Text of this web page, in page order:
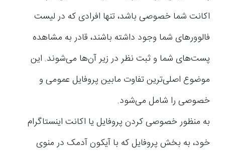
اکانت شما خصوصی باشد، تنها افرادی که در لیست
فالوورهای شما وجود داشته باشند، قادر به مشاهده
پست‌های شما و ثبت نظر در زیر آن‌ها می‌شوند. این
موضوع اصلی‌ترین تفاوت مابین پروفایل عمومی و
خصوصی را شامل می‌شود.
به منظور خصوصی کردن پروفایل یا اکانت اینستاگرام
خود، به بخش پروفایل که با آیکون آدمک در منوی